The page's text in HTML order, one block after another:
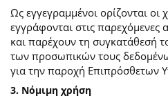
Ως εγγεγραμμένοι ορίζονται οι
εγγράφονται στις
και παρέχουν τη συγκατάθεσή
των προσωπικών τους
για την παροχή Επιπρόσθετων
3. Νόμιμη χρήση